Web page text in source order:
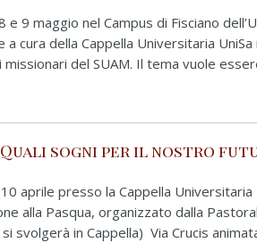
e 9 maggio nel Campus di Fisciano
a cura della Cappella Universitaria
missionari del SUAM. Il tema vuole
sogni per il nostro
aprile presso la Cappella
alla Pasqua, organizzato dalla
svolgerà in Cappella) Via Crucis